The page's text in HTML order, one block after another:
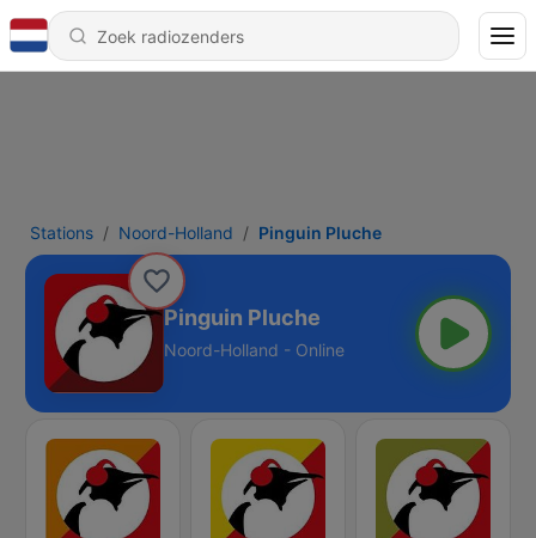
Stations Noord-Holland Pinguin Pluche
Pinguin Pluche
Noord-Holland - Online